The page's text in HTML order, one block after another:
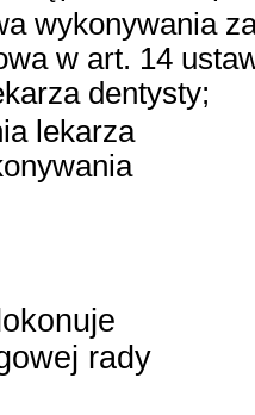
wykonywania
w art. 14
dentysty;
lekarza
rady